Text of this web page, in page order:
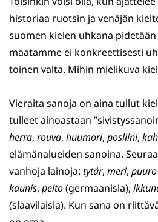
historiaa ruotsin ja venäjän
suomen kielen uhkana
maatamme ei konkreettisesti
toinen valta. Mihin mielikuva
Vieraita sanoja on aina tullut
tulleet ainoastaan
herra, rouva, huumori, posliini,
elämänalueiden sanoina.
vanhoja lainoja: tytär, meri, puuro
kaunis, pelto(germaanisia),
(slaavilaisia). Kun sana on